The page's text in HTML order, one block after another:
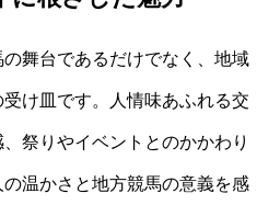
舞台であるだけでなく、地域
け皿です。人情味あふれる交
祭りやイベントとのかかわり
温かさと地方競馬の意義を感